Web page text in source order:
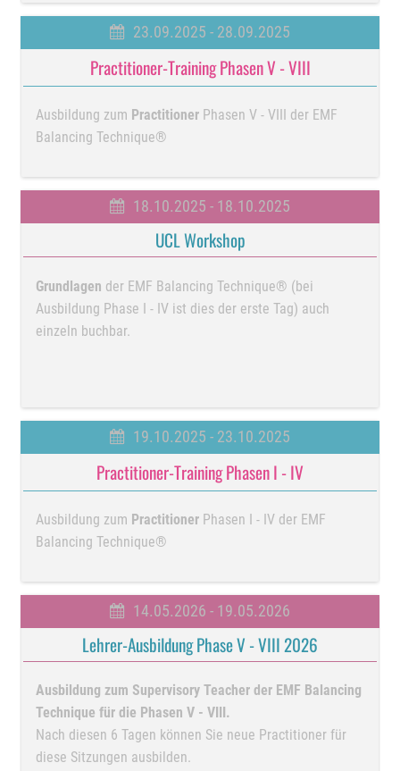
23.09.2025 - 28.09.2025
Practitioner-Training Phasen V - VIII
Ausbildung zum Practitioner Phasen V - VIII der EMF
Balancing Technique®
18.10.2025 - 18.10.2025
UCL Workshop
Grundlagen der EMF Balancing Technique® (bei
Ausbildung Phase I - IV ist dies der erste Tag) auch
einzeln buchbar.
19.10.2025 - 23.10.2025
Practitioner-Training Phasen I - IV
Ausbildung zum Practitioner Phasen I - IV der EMF
Balancing Technique®
14.05.2026 - 19.05.2026
Lehrer-Ausbildung Phase V - VIII 2026
Ausbildung zum Supervisory Teacher der EMF Balancing
Technique für die Phasen V - VIII.
Nach diesen 6 Tagen können Sie neue Practitioner für
diese Sitzungen ausbilden.